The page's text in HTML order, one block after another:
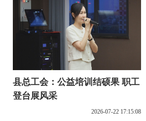
县总工会：公益培训结硕果 职工
登台展风采
2026-07-22 17:15:08